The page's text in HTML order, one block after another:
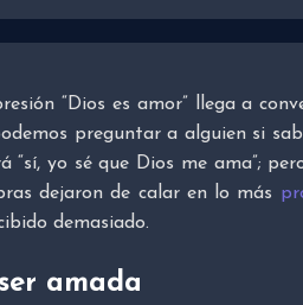
“Dios es amor” llega a
preguntar a alguien si
“sí, yo sé que Dios me ama”;
dejaron de calar en lo más
demasiado.
amada